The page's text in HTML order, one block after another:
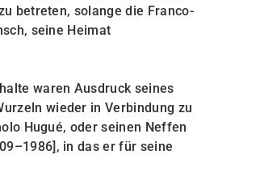
betreten, solange die Franco-
seine Heimat
waren Ausdruck seines
wieder in Verbindung zu
Hugué, oder seinen Neffen
in das er für seine